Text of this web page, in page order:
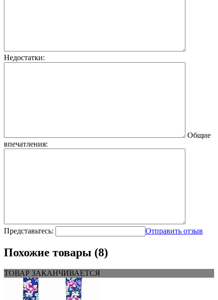
Недостатки:
Общие
впечатления:
Представьтесь: Отправить отзыв
Похожие товары (8)
ТОВАР ЗАКАНЧИВАЕТСЯ